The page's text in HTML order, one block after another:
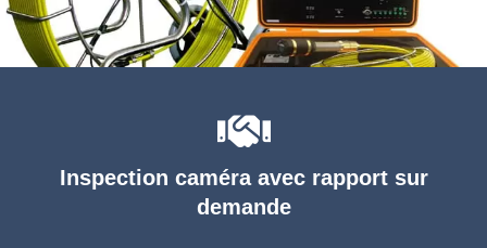
Inspection caméra avec rapport sur
demande